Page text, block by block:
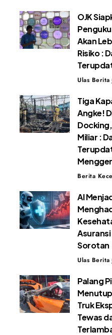
OJK
Akan
Risiko :
Ulas Berita
Tiga
Angke!
Miliar :
Berita
AI
Sorotan
Ulas Berita
Palang
Truk
Tewas